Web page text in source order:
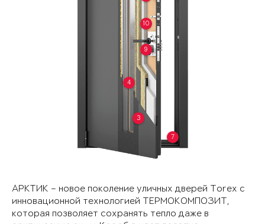
3
4
7
9
10
АРКТИК – новое поколение уличных дверей Torex с
инновационной технологией ТЕРМОКОМПОЗИТ,
которая позволяет сохранять тепло даже в